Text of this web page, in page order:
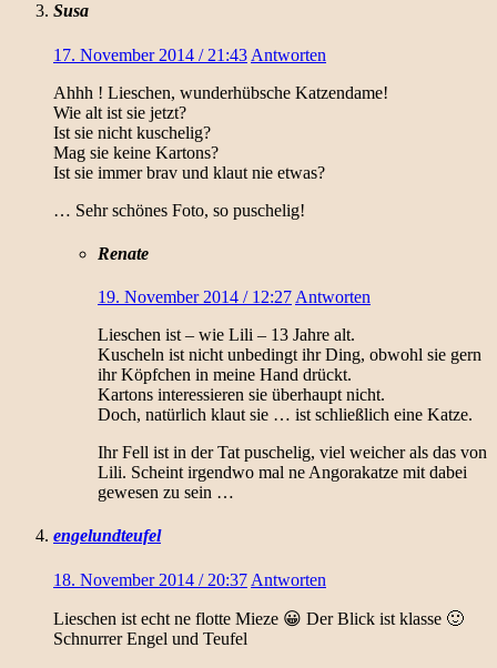
Susa
17. November 2014 / 21:43 Antworten
Ahhh ! Lieschen, wunderhübsche Katzendame!
Wie alt ist sie jetzt?
Ist sie nicht kuschelig?
Mag sie keine Kartons?
Ist sie immer brav und klaut nie etwas?
… Sehr schönes Foto, so puschelig!
Renate
19. November 2014 / 12:27 Antworten
Lieschen ist – wie Lili – 13 Jahre alt.
Kuscheln ist nicht unbedingt ihr Ding, obwohl sie gern
ihr Köpfchen in meine Hand drückt.
Kartons interessieren sie überhaupt nicht.
Doch, natürlich klaut sie … ist schließlich eine Katze.
Ihr Fell ist in der Tat puschelig, viel weicher als das von
Lili. Scheint irgendwo mal ne Angorakatze mit dabei
gewesen zu sein …
engelundteufel
18. November 2014 / 20:37 Antworten
Lieschen ist echt ne flotte Mieze 😀 Der Blick ist klasse 🙂
Schnurrer Engel und Teufel